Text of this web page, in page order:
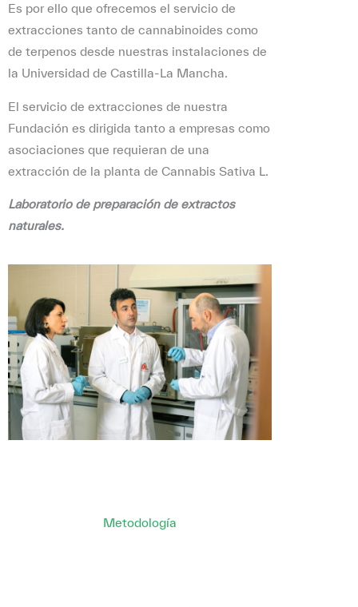
Es por ello que ofrecemos el servicio de
extracciones tanto de cannabinoides como
de terpenos desde nuestras instalaciones de
la Universidad de Castilla-La Mancha.
El servicio de extracciones de nuestra
Fundación es dirigida tanto a empresas como
asociaciones que requieran de una
extracción de la planta de Cannabis Sativa L.
Laboratorio de preparación de extractos
naturales.
Metodología